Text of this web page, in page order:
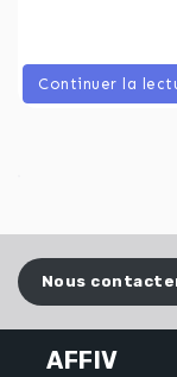
Continuer la
Nous
AFFIV